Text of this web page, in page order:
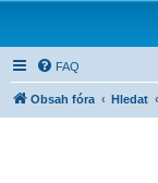
FAQ
Obsah fóra Hledat